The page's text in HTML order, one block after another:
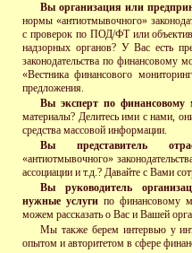
Вы организация или
нормы «антиотмывочного»
с проверок по ПОД/ФТ или
надзорных органов? У Вас есть
законодательства по финансовому
«Вестника финансового
предложения.
Вы эксперт по финансовому
материалы? Делитесь ими с нами,
средства массовой информации.
Вы представитель
«антиотмывочного»
ассоциации и т.д.? Давайте с Вами
Вы руководитель
нужные услуги по финансовому
можем рассказать о Вас и Вашей
Мы также берем интервью у
опытом и авторитетом в сфере